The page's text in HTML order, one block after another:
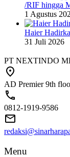
/RIF hingga
1 Agustus
Haier
31 Juli 2026
PT NEXTINDO
AD Premier 9th
0812-1919-9586
Menu